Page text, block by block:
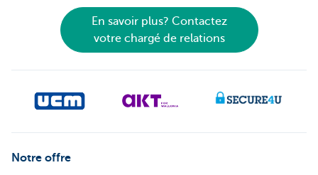
En savoir plus? Contactez
votre chargé de relations
Notre offre